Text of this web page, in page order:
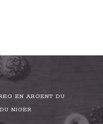
EN ARGENT DU
NIGER